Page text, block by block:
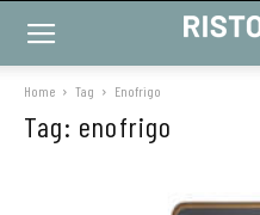
Home Tag Enofrigo
Tag: enofrigo